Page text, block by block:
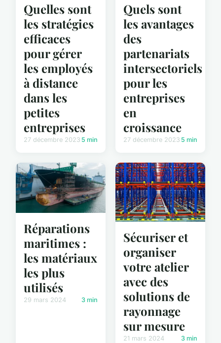
Quelles sont
les stratégies
efficaces
pour gérer
les employés
à distance
dans les
petites
entreprises
27 décembre 2023 5 min
Quels sont
les avantages
des
partenariats
intersectoriels
pour les
entreprises
en
croissance
27 décembre 2023 5 min
Réparations
maritimes :
les matériaux
les plus
utilisés
29 mars 2024 3 min
Sécuriser et
organiser
votre atelier
avec des
solutions de
rayonnage
sur mesure
21 mars 2024 3 min